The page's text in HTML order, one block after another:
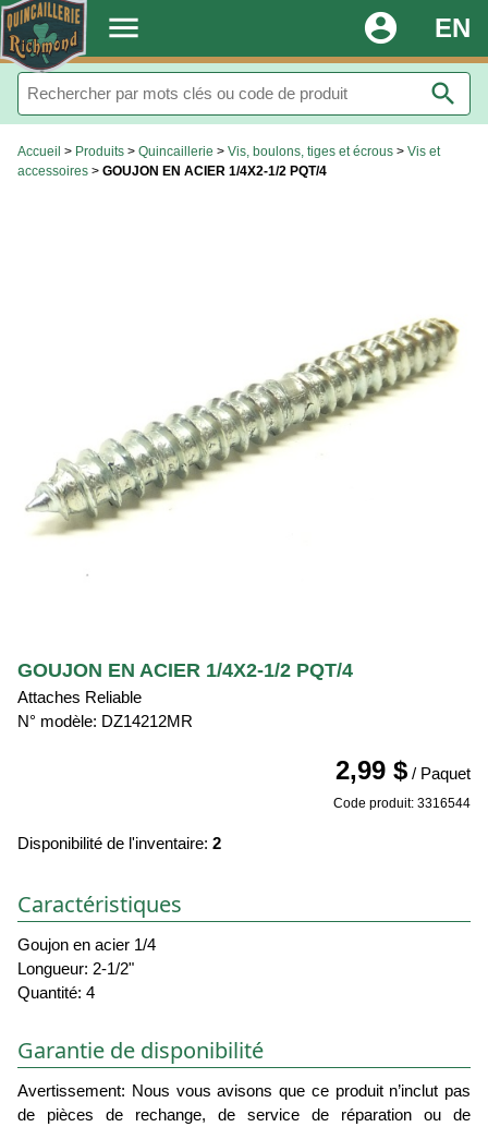
. menu EN
account_circle
search
Accueil > Produits > Quincaillerie > Vis, boulons, tiges et écrous > Vis et
accessoires > GOUJON EN ACIER 1/4X2-1/2 PQT/4
GOUJON EN ACIER 1/4X2-1/2 PQT/4
Attaches Reliable
N° modèle: DZ14212MR
2,99 $ / Paquet
Code produit: 3316544
Disponibilité de l'inventaire: 2
Caractéristiques
Goujon en acier 1/4
Longueur: 2-1/2"
Quantité: 4
Garantie de disponibilité
Avertissement: Nous vous avisons que ce produit n’inclut pas
de pièces de rechange, de service de réparation ou de